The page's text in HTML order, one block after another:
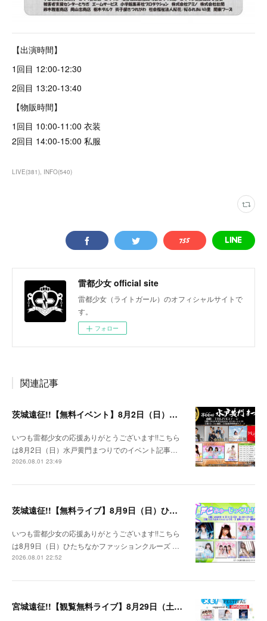
【出演時間】
1回目 12:00-12:30
2回目 13:20-13:40
【物販時間】
1回目 10:00-11:00 衣装
2回目 14:00-15:00 私服
LIVE(381) INFO(540)
雷都少女 official site
雷都少女（ライトガール）のオフィシャルサイトで
す。
フォロー
関連記事
茨城遠征!!【無料イベント】8月2日（日）水戸黄門まつり
いつも雷都少女の応援ありがとうございます!!こちら
は8月2日（日）水戸黄門まつりでのイベント記事…
2026.08.01 23:49
茨城遠征!!【無料ライブ】8月9日（日）ひたちなかファッションクルーズ 野外ステージ
いつも雷都少女の応援ありがとうございます!!こちら
は8月9日（日）ひたちなかファッションクルーズ …
2026.08.01 22:52
宮城遠征!!【観覧無料ライブ】8月29日（土）八木山ベニーランド